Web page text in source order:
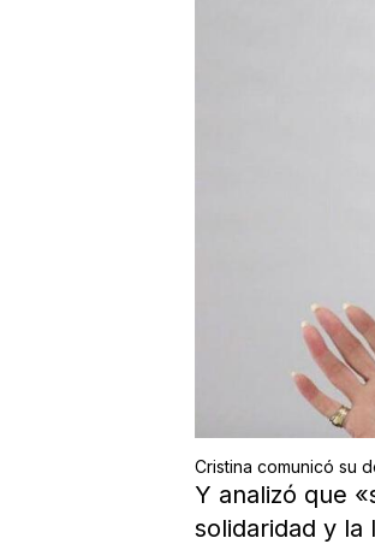
Cristina comunicó su
Y analizó que
solidaridad y